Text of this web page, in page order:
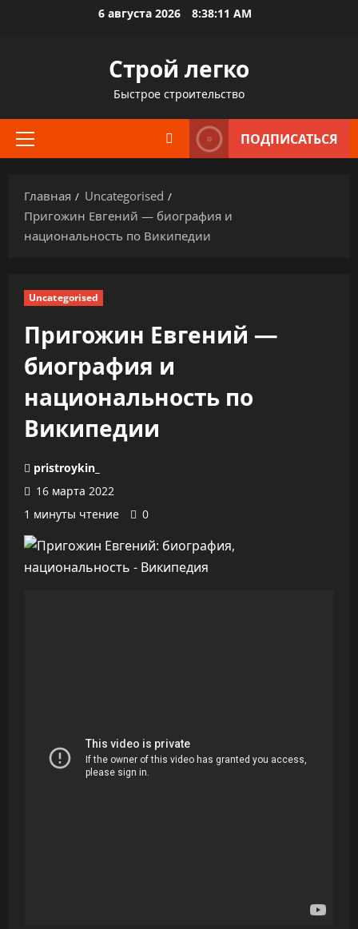
6 августа 2026 8:38:12 AM
Строй легко
Быстрое строительство
Основное
ПОДПИСАТЬСЯ
Главная
Uncategorised
Пригожин Евгений — биография и
национальность по Википедии
Uncategorised
Пригожин Евгений —
биография и
национальность по
Википедии
pristroykin_
16 марта 2022
1 минуты чтение
0